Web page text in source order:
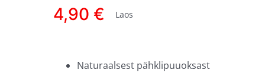
4,90 € Laos
Naturaalsest pähklipuuoksast